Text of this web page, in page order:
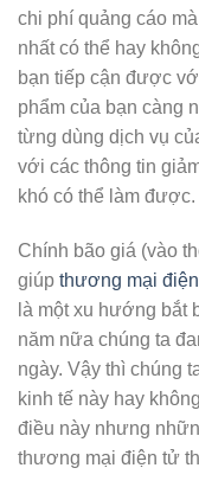
chi phí quảng cáo
nhất có thể hay
bạn tiếp cận được
phẩm của bạn càng
từng dùng dịch vụ
với các thông tin
khó có thể làm được.
Chính bão giá (vào
giúp thương mại
là một xu hướng bắt
năm nữa chúng ta
ngày. Vậy thì chúng
kinh tế này hay
điều này nhưng
thương mại điện tử